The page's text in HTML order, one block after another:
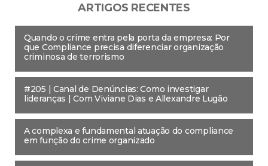
ARTIGOS RECENTES
Quando o crime entra pela porta da empresa: Por
que Compliance precisa diferenciar organização
criminosa de terrorismo
#205 | Canal de Denúncias: Como investigar
lideranças | Com Viviane Dias e Allexandre Lugão
A complexa e fundamental atuação do compliance
em função do crime organizado